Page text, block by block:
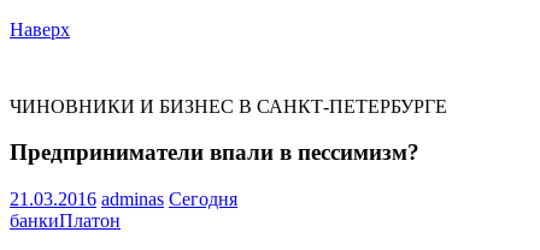
Наверх
ЧИНОВНИКИ И БИЗНЕС В САНКТ-ПЕТЕРБУРГЕ
Предприниматели впали в пессимизм?
21.03.2016 adminas Сегодня
банкиПлатон